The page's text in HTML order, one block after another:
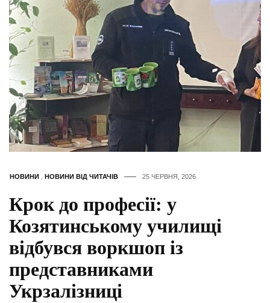
НОВИНИ НОВИНИ ВІД ЧИТАЧІВ 25 ЧЕРВНЯ, 2026
Крок до професії: у
Козятинському училищі
відбувся воркшоп із
представниками
Укрзалізниці